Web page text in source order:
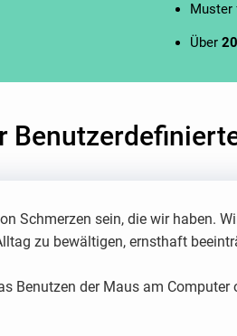
Muster
Über
Schmerzen sein, die wir haben.
zu bewältigen, ernsthaft
Benutzen der Maus am